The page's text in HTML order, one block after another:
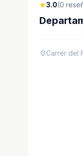
star3.0(0
location_onCarrer del